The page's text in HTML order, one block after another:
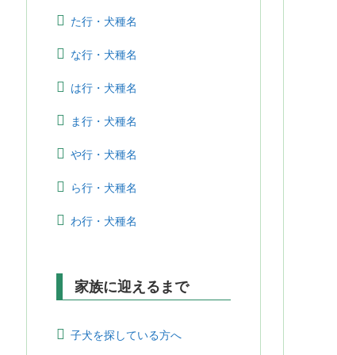
た行・犬種名
な行・犬種名
は行・犬種名
ま行・犬種名
や行・犬種名
ら行・犬種名
わ行・犬種名
家族に迎えるまで
子犬を探している方へ